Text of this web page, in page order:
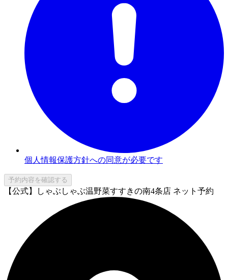
個人情報保護方針への同意が必要です
予約内容を確認する
【公式】しゃぶしゃぶ温野菜すすきの南4条店 ネット予約